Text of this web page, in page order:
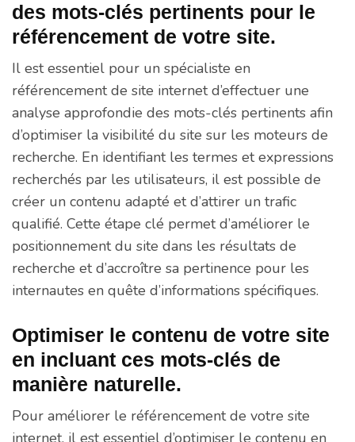
des mots-clés pertinents pour le
référencement de votre site.
Il est essentiel pour un spécialiste en
référencement de site internet d’effectuer une
analyse approfondie des mots-clés pertinents afin
d’optimiser la visibilité du site sur les moteurs de
recherche. En identifiant les termes et expressions
recherchés par les utilisateurs, il est possible de
créer un contenu adapté et d’attirer un trafic
qualifié. Cette étape clé permet d’améliorer le
positionnement du site dans les résultats de
recherche et d’accroître sa pertinence pour les
internautes en quête d’informations spécifiques.
Optimiser le contenu de votre site
en incluant ces mots-clés de
manière naturelle.
Pour améliorer le référencement de votre site